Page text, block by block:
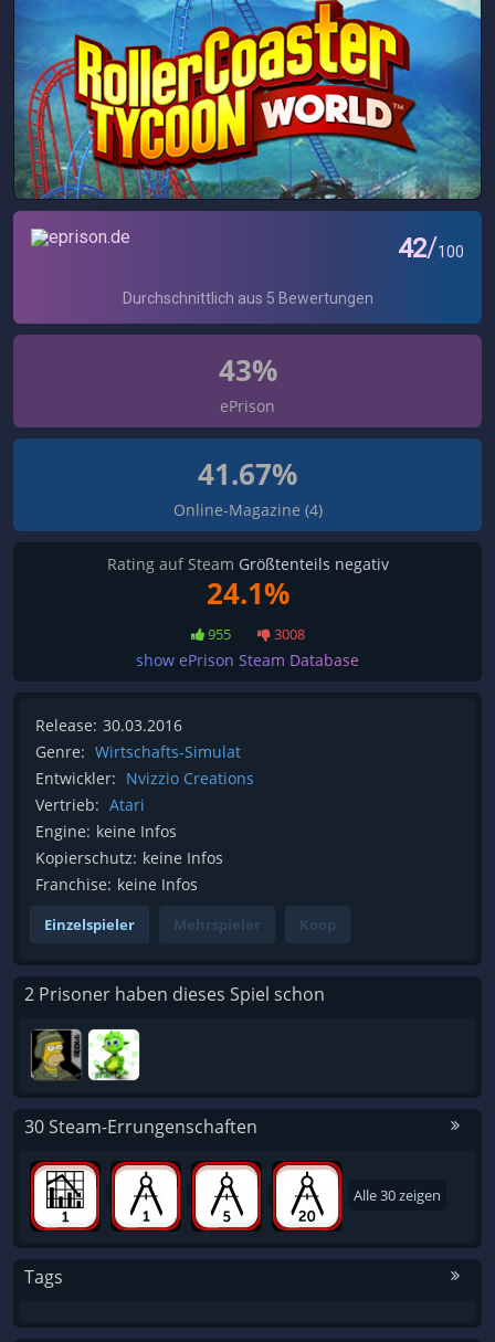
erstmal verbugt reichen.
43%
ePrison
41.67%
Online-Magazine (4)
Rating auf Steam Größtenteils negativ
24.1%
955 3008
show ePrison Steam Database
Release: 30.03.2016
Genre: Wirtschafts-Simulat
Entwickler: Nvizzio Creations
Vertrieb: Atari
Engine: keine Infos
Kopierschutz: keine Infos
Franchise: keine Infos
Einzelspieler Mehrspieler Koop
2 Prisoner haben dieses Spiel schon
30 Steam-Errungenschaften
Alle 30 zeigen
Tags